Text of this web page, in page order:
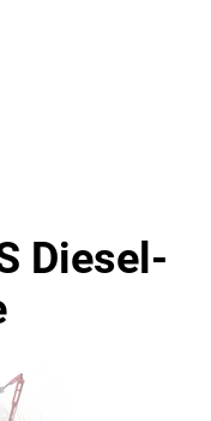
Diesel-